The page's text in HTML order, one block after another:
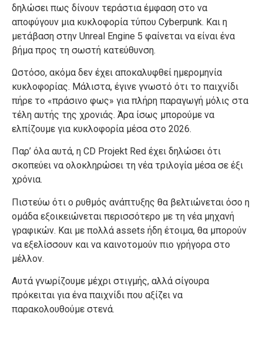
δηλώσει πως δίνουν τεράστια έμφαση στο να
αποφύγουν μια κυκλοφορία τύπου Cyberpunk. Και η
μετάβαση στην Unreal Engine 5 φαίνεται να είναι ένα
βήμα προς τη σωστή κατεύθυνση.
Ωστόσο, ακόμα δεν έχει αποκαλυφθεί ημερομηνία
κυκλοφορίας. Μάλιστα, έγινε γνωστό ότι το παιχνίδι
πήρε το «πράσινο φως» για πλήρη παραγωγή μόλις στα
τέλη αυτής της χρονιάς. Άρα ίσως μπορούμε να
ελπίζουμε για κυκλοφορία μέσα στο 2026.
Παρ’ όλα αυτά, η CD Projekt Red έχει δηλώσει ότι
σκοπεύει να ολοκληρώσει τη νέα τριλογία μέσα σε έξι
χρόνια.
Πιστεύω ότι ο ρυθμός ανάπτυξης θα βελτιώνεται όσο η
ομάδα εξοικειώνεται περισσότερο με τη νέα μηχανή
γραφικών. Και με πολλά assets ήδη έτοιμα, θα μπορούν
να εξελίσσουν και να καινοτομούν πιο γρήγορα στο
μέλλον.
Αυτά γνωρίζουμε μέχρι στιγμής, αλλά σίγουρα
πρόκειται για ένα παιχνίδι που αξίζει να
παρακολουθούμε στενά.